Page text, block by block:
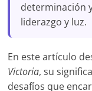
determinación
liderazgo y luz.
En este artículo
Victoria, su
desafíos que